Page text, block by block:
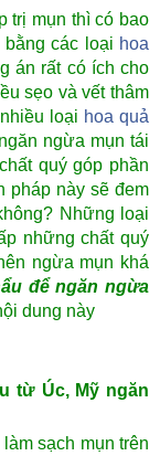
trị mụn thì có bao
các loại hoa
án rất có ích cho
sẹo và vết thâm
loại hoa quả
ngừa mụn tái
quý góp phần
pháp này sẽ đem
Những loại
những chất quý
ngừa mụn khá
để ngăn ngừa
dung này
từ Úc, Mỹ ngăn
sạch mụn trên